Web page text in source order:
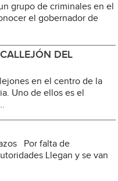
grupo de criminales en el
el gobernador de
DEL
en el centro de la
Uno de ellos es el
Por falta de
Llegan y se van